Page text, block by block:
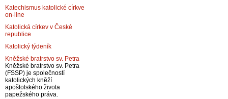
Katechismus katolické církve
on-line
Katolická církev v České
republice
Katolický týdeník
Kněžské bratrstvo sv. Petra
Kněžské bratrstvo sv. Petra
(FSSP) je společností
katolických kněží
apoštolského života
papežského práva.